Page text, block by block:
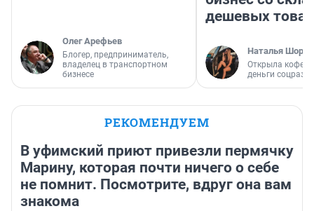
Олег Арефьев
Блогер, предприниматель,
владелец в транспортном
бизнесе
дешевых
Наталья
Открыла
деньги
РЕКОМЕНДУЕМ
В уфимский приют привезли пермячку
Марину, которая почти ничего о себе
не помнит. Посмотрите, вдруг она вам
знакома